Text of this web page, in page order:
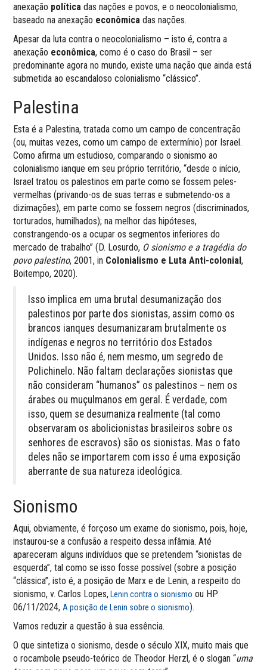
anexação política das nações e povos, e o neocolonialismo,
baseado na anexação econômica das nações.
Apesar da luta contra o neocolonialismo – isto é, contra a
anexação econômica, como é o caso do Brasil – ser
predominante agora no mundo, existe uma nação que ainda está
submetida ao escandaloso colonialismo “clássico”.
Palestina
Esta é a Palestina, tratada como um campo de concentração
(ou, muitas vezes, como um campo de extermínio) por Israel.
Como afirma um estudioso, comparando o sionismo ao
colonialismo ianque em seu próprio território, “desde o início,
Israel tratou os palestinos em parte como se fossem peles-
vermelhas (privando-os de suas terras e submetendo-os a
dizimações), em parte como se fossem negros (discriminados,
torturados, humilhados); na melhor das hipóteses,
constrangendo-os a ocupar os segmentos inferiores do
mercado de trabalho” (D. Losurdo, O sionismo e a tragédia do
povo palestino, 2001, in Colonialismo e Luta Anti-colonial,
Boitempo, 2020).
Isso implica em uma brutal desumanização dos
palestinos por parte dos sionistas, assim como os
brancos ianques desumanizaram brutalmente os
indígenas e negros no território dos Estados
Unidos. Isso não é, nem mesmo, um segredo de
Polichinelo. Não faltam declarações sionistas que
não consideram “humanos” os palestinos – nem os
árabes ou muçulmanos em geral. É verdade, com
isso, quem se desumaniza realmente (tal como
observaram os abolicionistas brasileiros sobre os
senhores de escravos) são os sionistas. Mas o fato
deles não se importarem com isso é uma exposição
aberrante de sua natureza ideológica.
Sionismo
Aqui, obviamente, é forçoso um exame do sionismo, pois, hoje,
instaurou-se a confusão a respeito dessa infâmia. Até
apareceram alguns indivíduos que se pretendem “sionistas de
esquerda”, tal como se isso fosse possível (sobre a posição
“clássica”, isto é, a posição de Marx e de Lenin, a respeito do
sionismo, v. Carlos Lopes, Lenin contra o sionismo ou HP
06/11/2024, A posição de Lenin sobre o sionismo).
Vamos reduzir a questão à sua essência.
O que sintetiza o sionismo, desde o século XIX, muito mais que
o rocambole pseudo-teórico de Theodor Herzl, é o slogan “uma